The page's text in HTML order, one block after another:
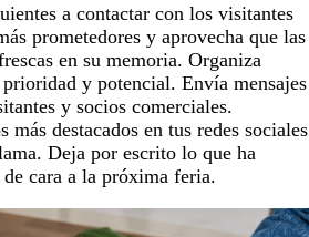
a contactar con los visitantes
prometedores y aprovecha que las
en su memoria. Organiza
y potencial. Envía mensajes
y socios comerciales.
más destacados en tus redes sociales
Deja por escrito lo que ha
cara a la próxima feria.